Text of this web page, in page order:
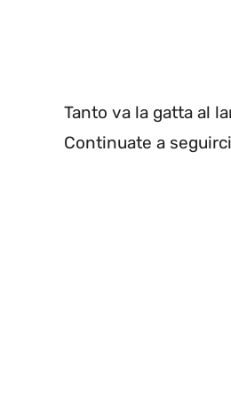
Tanto va la gatta al
Continuate a